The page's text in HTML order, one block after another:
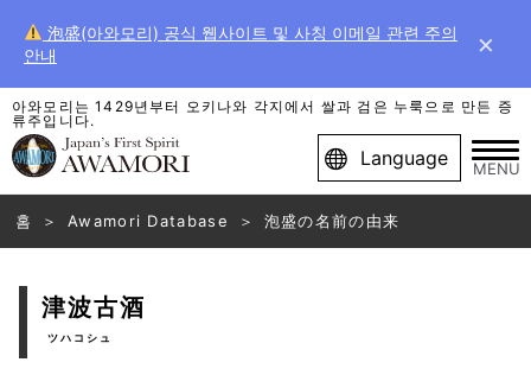
泡盛(아와모리) 공식 웹사이트 및 사칭 이메일 관련 주의
안내
×
아와모리는 1429년부터 오키나와 각지에서 쌀과 검은 누룩으로 만든 증
류주입니다.
Language MENU
홈 Awamori Database 泡盛の名前の由来
津波古酒
ツハコシュ